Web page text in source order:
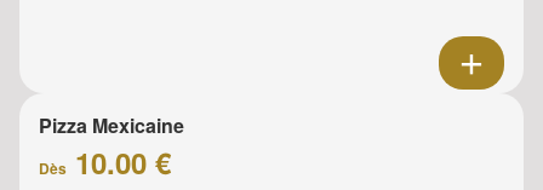
Pizza Mexicaine
Dès 10.00 €